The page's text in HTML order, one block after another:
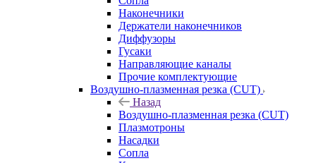
Наконечники
Держатели наконечников
Диффузоры
Гусаки
Направляющие каналы
Прочие комплектующие
Воздушно-плазменная резка (CUT)
Назад
Воздушно-плазменная резка (CUT)
Плазмотроны
Насадки
Сопла